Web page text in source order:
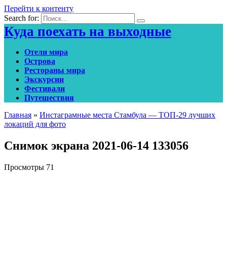
Перейти к контенту
Search for:
Куда поехать на выходные
Отели мира
Острова
Рестораны мира
Экскурсии
Фестивали
Путешествия
Главная » Инстаграмные места Стамбула — ТОП-29 лучших
локаций для фото
Снимок экрана 2021-06-14 133056
Просмотры 71